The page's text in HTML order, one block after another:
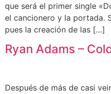
que será el primer single
el cancionero y la portada.
pues la creación de las […]
Ryan Adams –
Después de más de casi